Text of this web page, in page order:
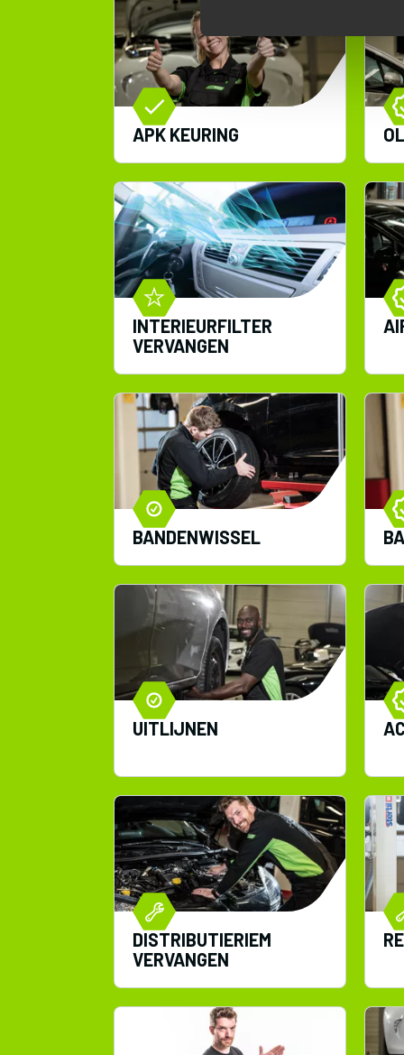
APK KEURING
INTERIEURFILTER
VERVANGEN
BANDENWISSEL
UITLIJNEN
DISTRIBUTIERIEM
VERVANGEN